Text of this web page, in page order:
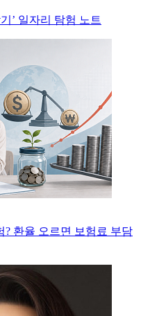
’ 일자리 탐험 노트
? 환율 오르면 보험료 부담